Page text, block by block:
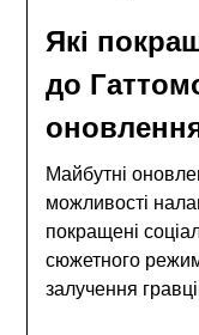
Які
до
Майбутні
можливості
покращені
сюжетного
залучення